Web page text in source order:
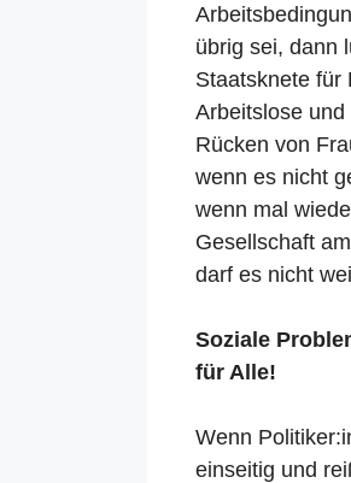
übrig sei, dann
Staatsknete für
Arbeitslose
Rücken von
wenn es nicht
wenn mal
Gesellschaft
darf es nicht
Soziale
für Alle!
Wenn
einseitig und